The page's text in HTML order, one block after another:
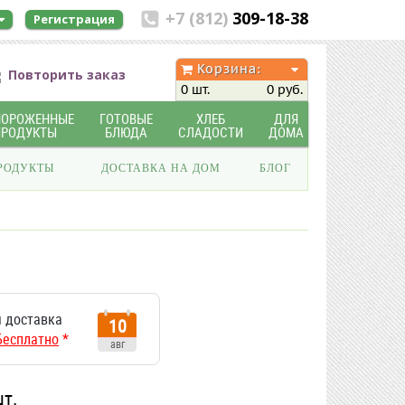
+7 (812) 309-18-38
Регистрация
Повторить заказ
Корзина:
0 шт.
0 руб.
ГОТОВЫЕ
БЛЮДА
ХЛЕБ
СЛАДОСТИ
ДЛЯ
ДОМА
ДОСТАВКА НА ДОМ БЛОГ
*
10
авг